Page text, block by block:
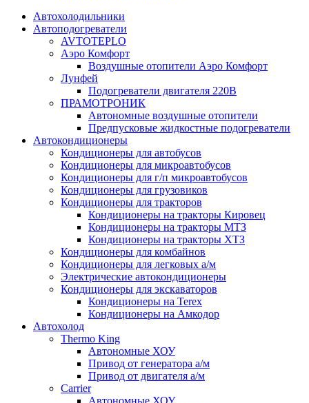
Автохолодильники
Автоподогреватели
AVTOTEPLO
Аэро Комфорт
Воздушные отопители Аэро Комфорт
Лунфей
Подогреватели двигателя 220В
ПРАМОТРОНИК
Автономные воздушные отопители
Предпусковые жидкостные подогреватели
Автокондиционеры
Кондиционеры для автобусов
Кондиционеры для микроавтобусов
Кондиционеры для г/п микроавтобусов
Кондиционеры для грузовиков
Кондиционеры для тракторов
Кондиционеры на тракторы Кировец
Кондиционеры на тракторы МТЗ
Кондиционеры на тракторы ХТЗ
Кондиционеры для комбайнов
Кондиционеры для легковых а/м
Электрические автокондиционеры
Кондиционеры для экскаваторов
Кондиционеры на Terex
Кондиционеры на Амкодор
Автохолод
Thermo King
Автономные ХОУ
Привод от генератора а/м
Привод от двигателя а/м
Carrier